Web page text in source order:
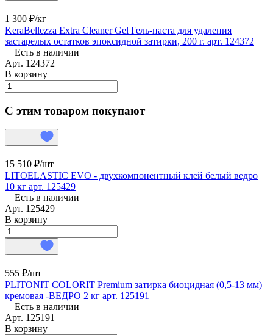
1 300 ₽/кг
KeraBellezza Extra Cleaner Gel Гель-паста для удаления
застарелых остатков эпоксидной затирки, 200 г. арт. 124372
Есть в наличии
Арт. 124372
В корзину
С этим товаром покупают
15 510 ₽/шт
LITOELASTIC EVO - двухкомпонентный клей белый ведро
10 кг арт. 125429
Есть в наличии
Арт. 125429
В корзину
555 ₽/шт
PLITONIT COLORIT Premium затирка биоцидная (0,5-13 мм)
кремовая -ВЕДРО 2 кг арт. 125191
Есть в наличии
Арт. 125191
В корзину